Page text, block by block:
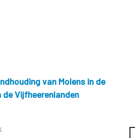
van Molens in de
Vijfheerenlanden